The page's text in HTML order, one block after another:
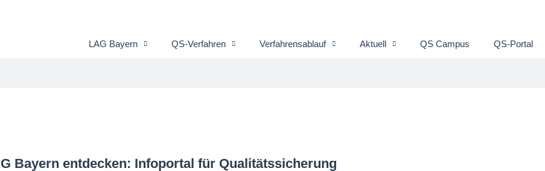
LAG Bayern QS-Verfahren Verfahrensablauf Aktuell QS Campus QS-Portal
Bayern entdecken: Infoportal für Qualitätssicherung